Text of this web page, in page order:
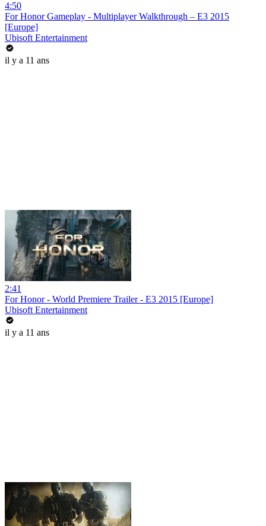
4:50
For Honor Gameplay - Multiplayer Walkthrough – E3 2015
[Europe]
Ubisoft Entertainment
il y a 11 ans
2:41
For Honor - World Premiere Trailer - E3 2015 [Europe]
Ubisoft Entertainment
il y a 11 ans